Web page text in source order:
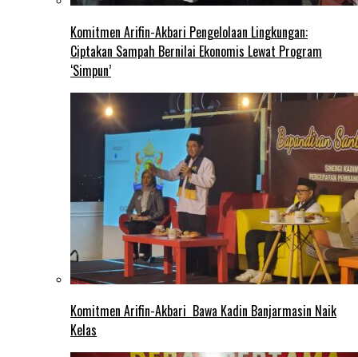
Komitmen Arifin-Akbari Pengelolaan Lingkungan:
Ciptakan Sampah Bernilai Ekonomis Lewat Program
‘Simpun’
Komitmen Arifin-Akbari Bawa Kadin Banjarmasin Naik
Kelas